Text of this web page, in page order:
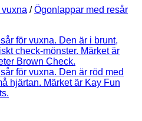
/ Ögonlappar med resår